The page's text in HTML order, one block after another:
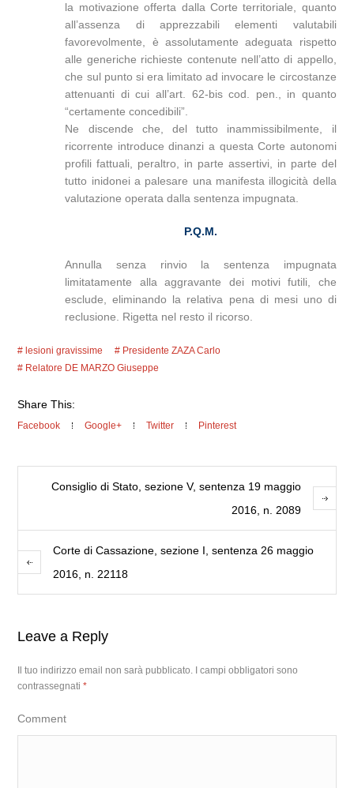
la motivazione offerta dalla Corte territoriale, quanto
all’assenza di apprezzabili elementi valutabili
favorevolmente, è assolutamente adeguata rispetto
alle generiche richieste contenute nell’atto di appello,
che sul punto si era limitato ad invocare le circostanze
attenuanti di cui all’art. 62-bis cod. pen., in quanto
“certamente concedibili”.
Ne discende che, del tutto inammissibilmente, il
ricorrente introduce dinanzi a questa Corte autonomi
profili fattuali, peraltro, in parte assertivi, in parte del
tutto inidonei a palesare una manifesta illogicità della
valutazione operata dalla sentenza impugnata.
P.Q.M.
Annulla senza rinvio la sentenza impugnata
limitatamente alla aggravante dei motivi futili, che
esclude, eliminando la relativa pena di mesi uno di
reclusione. Rigetta nel resto il ricorso.
lesioni gravissime
Presidente ZAZA Carlo
Relatore DE MARZO Giuseppe
Share This:
Facebook Google+ Twitter Pinterest
Consiglio di Stato, sezione V, sentenza 19 maggio
2016, n. 2089
Corte di Cassazione, sezione I, sentenza 26 maggio
2016, n. 22118
Leave a Reply
Il tuo indirizzo email non sarà pubblicato.
I campi obbligatori sono
contrassegnati*
Comment